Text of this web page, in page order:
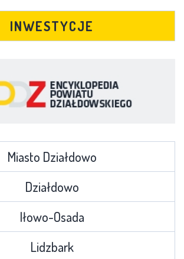
INWESTYCJE
Miasto Działdowo
Działdowo
Iłowo-Osada
Lidzbark